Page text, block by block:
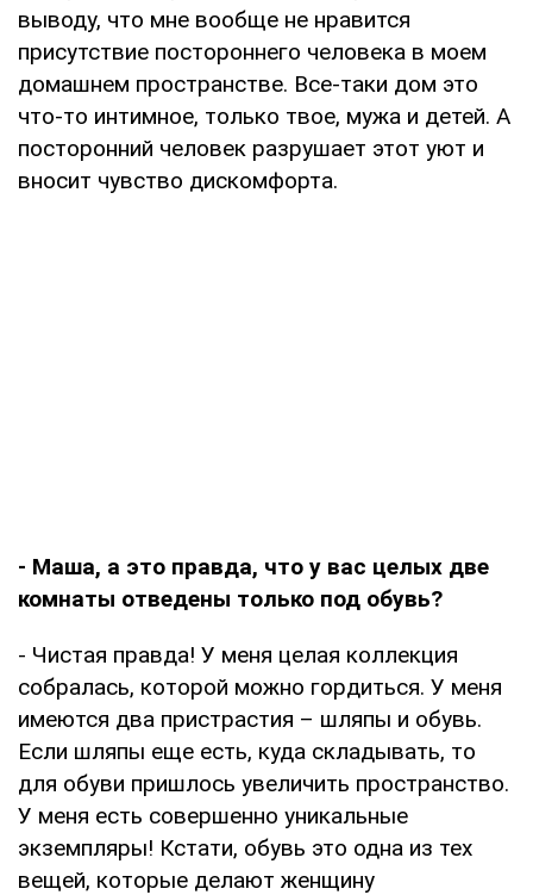
выводу, что мне вообще не нравится
присутствие постороннего человека в моем
домашнем пространстве. Все-таки дом это
что-то интимное, только твое, мужа и детей. А
посторонний человек разрушает этот уют и
вносит чувство дискомфорта.
- Маша, а это правда, что у вас целых две
комнаты отведены только под обувь?
- Чистая правда! У меня целая коллекция
собралась, которой можно гордиться. У меня
имеются два пристрастия – шляпы и обувь.
Если шляпы еще есть, куда складывать, то
для обуви пришлось увеличить пространство.
У меня есть совершенно уникальные
экземпляры! Кстати, обувь это одна из тех
вещей, которые делают женщину